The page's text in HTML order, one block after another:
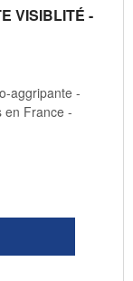
VISIBLITÉ -
aggripante -
en France -